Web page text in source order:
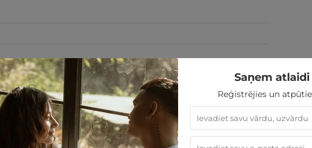
Saņem
Reģistrējies un